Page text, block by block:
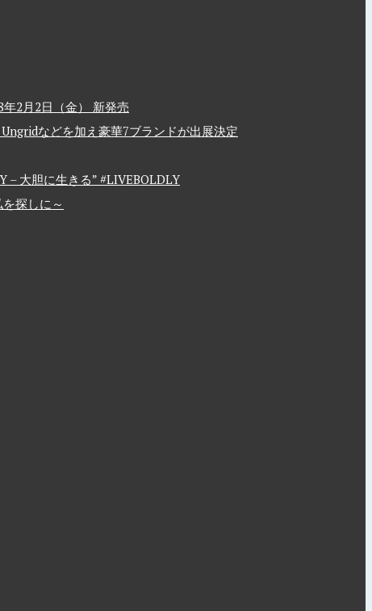
2月2日（金） 新発売
などを加え豪華7ブランドが出展決定
– 大胆に生きる” #LIVEBOLDLY
探しに～